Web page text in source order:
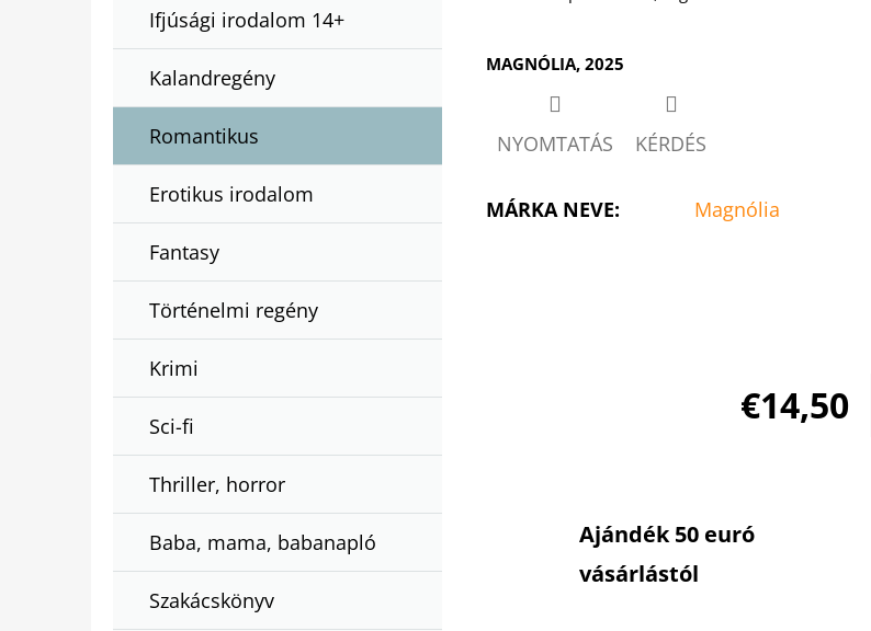
Ifjúsági irodalom 14+
Kalandregény
Romantikus
Erotikus irodalom
Fantasy
Történelmi regény
Krimi
Sci-fi
Thriller, horror
Baba, mama, babanapló
Szakácskönyv
MAGNÓLIA, 2025
NYOMTATÁS KÉRDÉS
MÁRKA NEVE: Magnólia
€14,50
Ajándék 50 euró
vásárlástól